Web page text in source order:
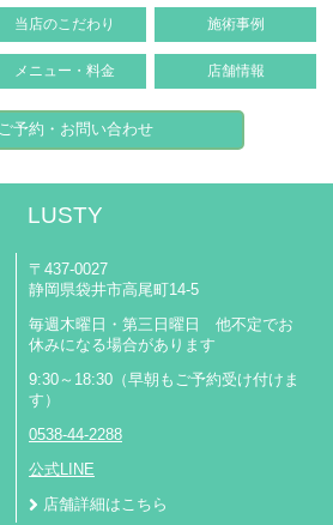
当店のこだわり 施術事例
メニュー・料金 店舗情報
ご予約・お問い合わせ
LUSTY
〒437-0027
静岡県袋井市高尾町14-5
毎週木曜日・第三日曜日 他不定でお
休みになる場合があります
9:30～18:30（早朝もご予約受け付けま
す）
0538-44-2288
公式LINE
店舗詳細はこちら